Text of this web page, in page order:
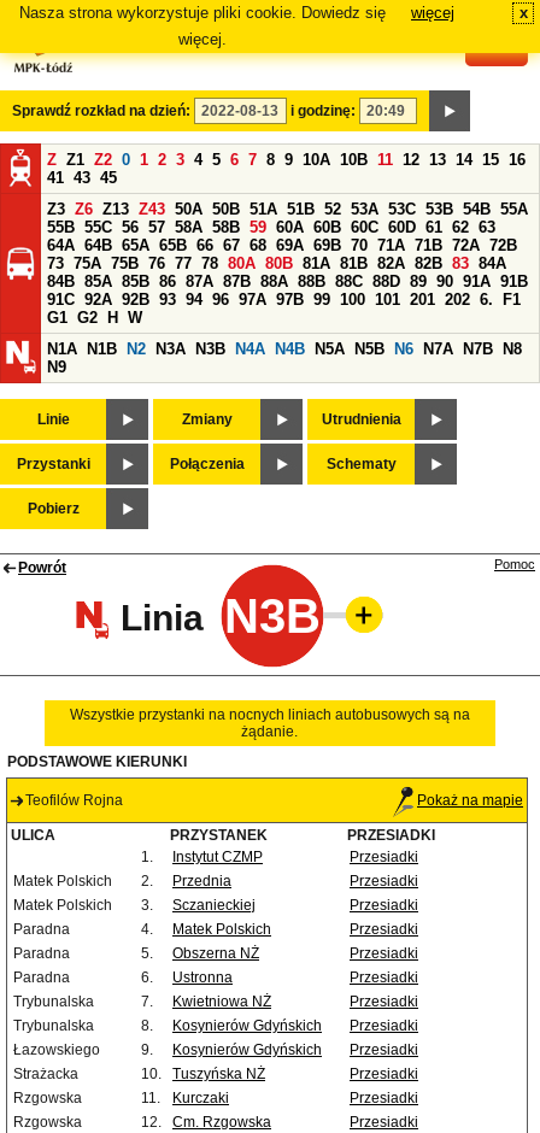
Nasza strona wykorzystuje pliki cookie. Dowiedz się
więcej.
więcej x
Sprawdź rozkład na dzień: i godzinę:
Z Z1 Z2 0 1 2 3 4 5 6 7 8 9 10A 10B 11 12 13 14 15 16
41 43 45
Z3 Z6 Z13 Z43 50A 50B 51A 51B 52 53A 53C 53B 54B 55A
55B 55C 56 57 58A 58B 59 60A 60B 60C 60D 61 62 63
64A 64B 65A 65B 66 67 68 69A 69B 70 71A 71B 72A 72B
73 75A 75B 76 77 78 80A 80B 81A 81B 82A 82B 83 84A
84B 85A 85B 86 87A 87B 88A 88B 88C 88D 89 90 91A 91B
91C 92A 92B 93 94 96 97A 97B 99 100 101 201 202 6.
F1
G1 G2 H
W
N1A
N1B N2 N3A N3B N4A N4B N5A N5B N6 N7A N7B
N8
N9
Linie Zmiany Utrudnienia
Przystanki Połączenia Schematy
Pobierz
Powrót
Linia N3B
Pomoc
Wszystkie przystanki na nocnych liniach autobusowych są na
żądanie.
PODSTAWOWE KIERUNKI
Teofilów Rojna Pokaż na mapie
ULICA PRZYSTANEK
PRZESIADKI
1.
Instytut CZMP
Przesiadki
Matek Polskich
2. Przednia
Przesiadki
Matek Polskich
3. Sczanieckiej
Przesiadki
Paradna
4. Matek Polskich
Przesiadki
Paradna
5. Obszerna NŻ
Przesiadki
Paradna
6. Ustronna
Przesiadki
Trybunalska
7. Kwietniowa NŻ
Przesiadki
Trybunalska
8. Kosynierów Gdyńskich
Przesiadki
Łazowskiego
9. Kosynierów Gdyńskich
Przesiadki
Strażacka
10. Tuszyńska NŻ
Przesiadki
Rzgowska
11. Kurczaki
Przesiadki
Rzgowska
12. Cm. Rzgowska
Przesiadki